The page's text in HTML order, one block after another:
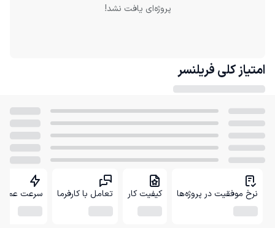
پروژه‌ای یافت نشد!
امتیاز کلی فریلنسر
نرخ موفقیت در پروژه‌ها کیفیت کار تعامل با کارفرما سرعت عمل